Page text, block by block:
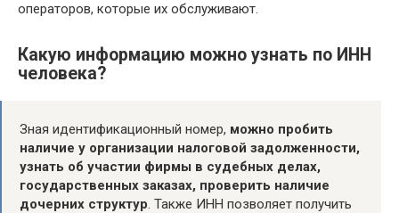
операторов, которые их обслуживают.
Какую информацию можно узнать по ИНН
человека?
Зная идентификационный номер, можно пробить
наличие у организации налоговой задолженности,
узнать об участии фирмы в судебных делах,
государственных заказах, проверить наличие
дочерних структур. Также ИНН позволяет получить